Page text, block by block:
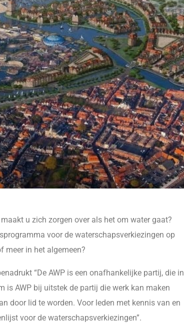
u zich zorgen over als het om water gaat?
voor de waterschapsverkiezingen op
meer in het algemeen?
“De AWP is een onafhankelijke partij, die in
is AWP bij uitstek de partij die werk kan maken
door lid te worden. Voor leden met kennis van en
voor de waterschapsverkiezingen”.